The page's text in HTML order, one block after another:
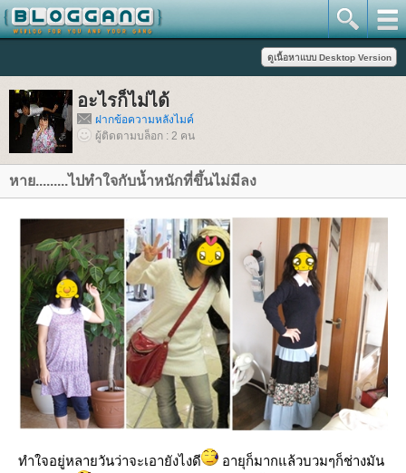
อะไรก็ไม่ได้
ฝากข้อความหลังไมค์
ผู้ติดตามบล็อก : 2 คน
หาย.........ไปทำใจกับน้ำหนักที่ขึ้นไม่มีลง
ทำใจอยู่หลายวันว่าจะเอายังไงดี
อายุก็มากแล้วบวมๆก็ช่างมัน